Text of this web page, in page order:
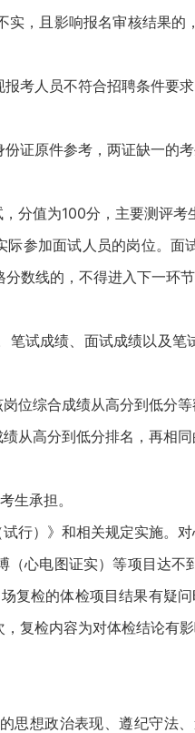
，且影响报名审核结果
人员不符合招聘条件要求
原件参考，两证缺一的考
值为100分，主要测评考
加面试人员的岗位。面
数线的，不得进入下一环节
成绩、面试成绩以及笔
综合成绩从高分到低分等
高分到低分排名，再相同
承担。
）》和相关规定实施。
心电图证实）等项目达
复检的体检项目结果有疑
复检内容为对体检结论有
想政治表现、遵纪守法